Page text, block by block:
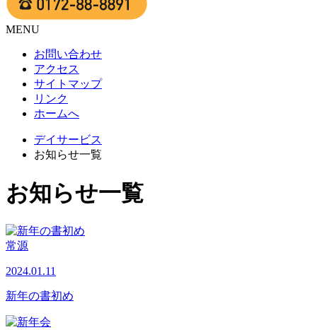
MENU
お問い合わせ
アクセス
サイトマップ
リンク
ホームへ
デイサービス
お知らせ一覧
お知らせ一覧
常源
2024.01.11
新年の書初め